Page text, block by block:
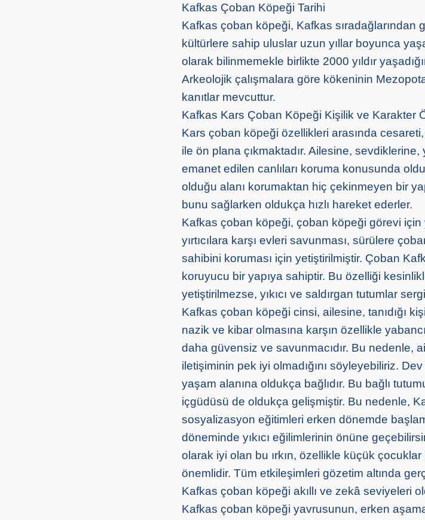
Kafkas Çoban Köpeği Tarihi
Kafkas çoban köpeği, Kafkas sıradağlarından
kültürlere sahip uluslar uzun yıllar boyunca
olarak bilinmemekle birlikte 2000 yıldır
Arkeolojik çalışmalara göre kökeninin
kanıtlar mevcuttur.
Kafkas Kars Çoban Köpeği Kişilik ve Karakter
Kars çoban köpeği özellikleri arasında
ile ön plana çıkmaktadır. Ailesine, sevdiklerine,
emanet edilen canlıları koruma konusunda
olduğu alanı korumaktan hiç çekinmeyen bir
bunu sağlarken oldukça hızlı hareket ederler.
Kafkas çoban köpeği, çoban köpeği görevi için
yırtıcılara karşı evleri savunması, sürülere
sahibini koruması için yetiştirilmiştir. Çoban
koruyucu bir yapıya sahiptir. Bu özelliği
yetiştirilmezse, yıkıcı ve saldırgan tutumlar
Kafkas çoban köpeği cinsi, ailesine, tanıdığı
nazik ve kibar olmasına karşın özellikle
daha güvensiz ve savunmacıdır. Bu nedenle,
iletişiminin pek iyi olmadığını söyleyebiliriz.
yaşam alanına oldukça bağlıdır. Bu bağlı
içgüdüsü de oldukça gelişmiştir. Bu nedenle,
sosyalizasyon eğitimleri erken dönemde
döneminde yıkıcı eğilimlerinin önüne
olarak iyi olan bu ırkın, özellikle küçük çocuklar
önemlidir. Tüm etkileşimleri gözetim altında
Kafkas çoban köpeği akıllı ve zekâ seviyeleri
Kafkas çoban köpeği yavrusunun, erken